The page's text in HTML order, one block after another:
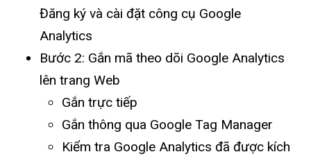
Đăng ký và cài đặt công cụ Google
Analytics
Bước 2: Gắn mã theo dõi Google Analytics
lên trang Web
Gắn trực tiếp
Gắn thông qua Google Tag Manager
Kiểm tra Google Analytics đã được kích